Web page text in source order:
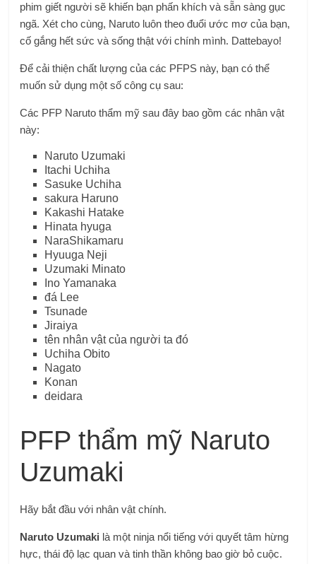
phim giết người sẽ khiến bạn phấn khích và sẵn sàng gục
ngã. Xét cho cùng, Naruto luôn theo đuổi ước mơ của bạn,
cố gắng hết sức và sống thật với chính mình. Dattebayo!
Để cải thiện chất lượng của các PFPS này, bạn có thể
muốn sử dụng một số công cụ sau:
Các PFP Naruto thẩm mỹ sau đây bao gồm các nhân vật
này:
Naruto Uzumaki
Itachi Uchiha
Sasuke Uchiha
sakura Haruno
Kakashi Hatake
Hinata hyuga
NaraShikamaru
Hyuuga Neji
Uzumaki Minato
Ino Yamanaka
đá Lee
Tsunade
Jiraiya
tên nhân vật của người ta đó
Uchiha Obito
Nagato
Konan
deidara
PFP thẩm mỹ Naruto
Uzumaki
Hãy bắt đầu với nhân vật chính.
Naruto Uzumaki là một ninja nổi tiếng với quyết tâm hừng
hực, thái độ lạc quan và tinh thần không bao giờ bỏ cuộc.